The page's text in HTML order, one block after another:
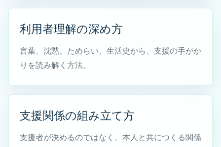
各種制度のおはなし
生活保護制度について
医療費を軽減する制度について
難病・がん・医療依存度の高い方の支援制度
障害者手帳の種類と申請方法
利用者理解の深め方
言葉、沈黙、ためらい、生活史から、支援の手がか
りを読み解く方法。
支援関係の組み立て方
支援者が決めるのではなく、本人と共につくる関係